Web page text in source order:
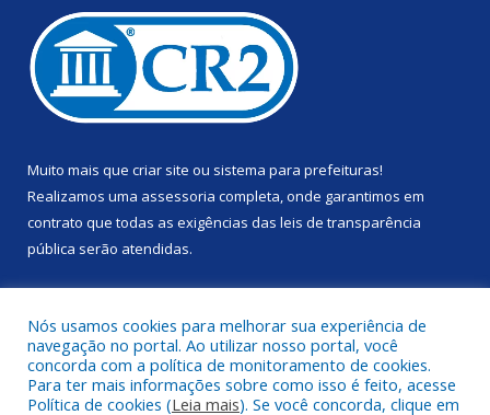
Muito mais que criar site ou sistema para prefeituras!
Realizamos uma assessoria completa, onde garantimos em
contrato que todas as exigências das leis de transparência
pública serão atendidas.
Nós usamos cookies para melhorar sua experiência de
navegação no portal. Ao utilizar nosso portal, você
concorda com a política de monitoramento de cookies.
Para ter mais informações sobre como isso é feito, acesse
Política de cookies (Leia mais). Se você concorda, clique em